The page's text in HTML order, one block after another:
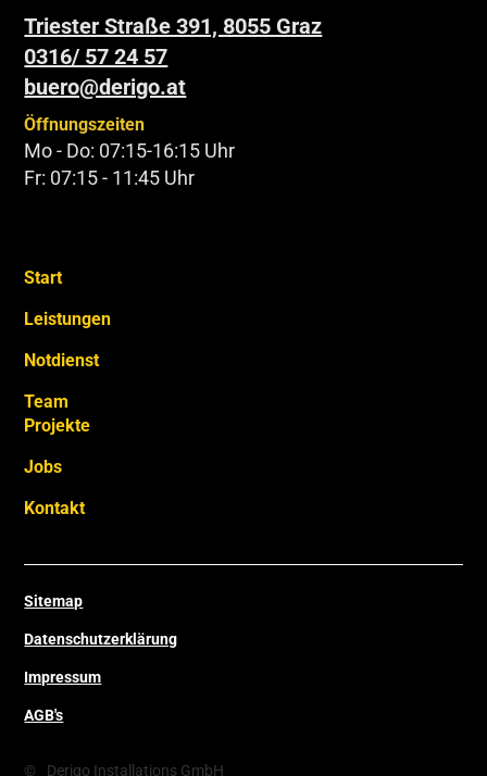
Triester Straße 391, 8055 Graz
0316/ 57 24 57
buero@derigo.at
Öffnungszeiten
Mo - Do: 07:15-16:15 Uhr
Fr: 07:15 - 11:45 Uhr
Start
Leistungen
Notdienst
Team
Projekte
Jobs
Kontakt
Sitemap
Datenschutzerklärung
Impressum
AGB's
© Derigo Installations GmbH